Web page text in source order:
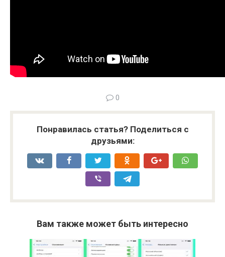
0
Понравилась статья? Поделиться с
друзьями:
Вам также может быть интересно